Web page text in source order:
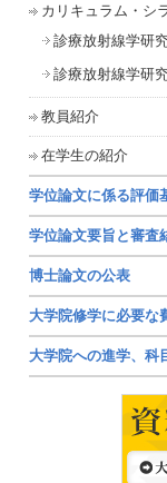
カリキュラム・シ
診療放射線学研
診療放射線学研
教員紹介
在学生の紹介
学位論文に係る評価
学位論文要旨と審査
博士論文の公表
大学院修学に必要な
大学院への進学、科